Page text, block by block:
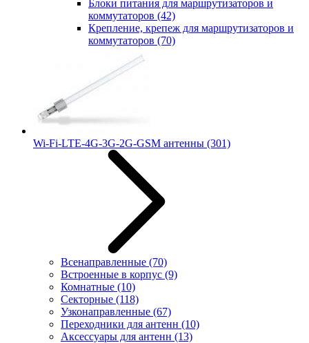
Блоки питания для маршрутизаторов и
коммутаторов (42)
Крепление, крепеж для маршрутизаторов и
коммутаторов (70)
Wi-Fi-LTE-4G-3G-2G-GSM антенны (301)
Всенаправленные (70)
Встроенные в корпус (9)
Комнатные (10)
Секторные (118)
Узконаправленные (67)
Переходники для антенн (10)
Аксессуары для антенн (13)